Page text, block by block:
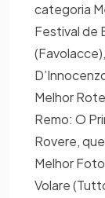
categoria
Festival de
Melhor
Remo: O
Rovere,
Melhor
Volare